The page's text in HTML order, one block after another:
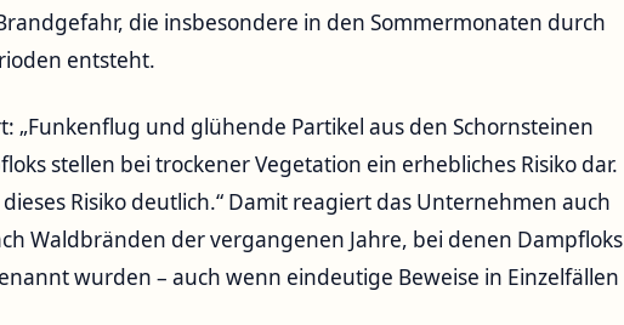
die insbesondere in den Sommermonaten durch
entsteht.
„Funkenflug und glühende Partikel aus den Schornsteinen
stellen bei trockener Vegetation ein erhebliches Risiko dar.
Risiko deutlich.“ Damit reagiert das Unternehmen auch
Waldbränden der vergangenen Jahre, bei denen Dampfloks
wurden – auch wenn eindeutige Beweise in Einzelfällen